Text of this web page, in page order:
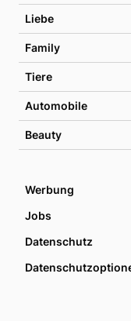
Liebe
Family
Tiere
Automobile
Beauty
Werbung
Jobs
Datenschutz